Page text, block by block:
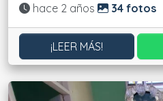
Actualizado:
hace 2 años 34 fotos
¡LEER MÁS!